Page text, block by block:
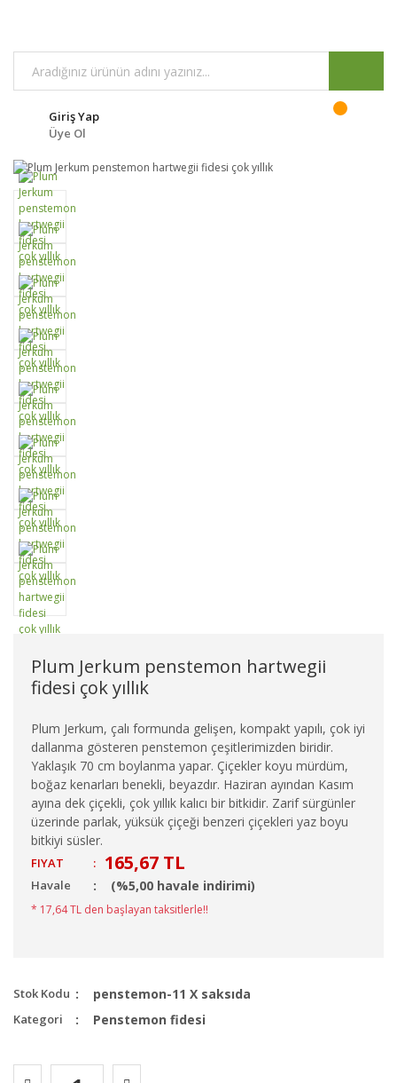
Giriş Yap
Üye Ol
Plum Jerkum penstemon hartwegii
fidesi çok yıllık
Plum Jerkum, çalı formunda gelişen, kompakt yapılı, çok iyi
dallanma gösteren penstemon çeşitlerimizden biridir.
Yaklaşık 70 cm boylanma yapar. Çiçekler koyu mürdüm,
boğaz kenarları benekli, beyazdır. Haziran ayından Kasım
ayına dek çiçekli, çok yıllık kalıcı bir bitkidir. Zarif sürgünler
üzerinde parlak, yüksük çiçeği benzeri çiçekleri yaz boyu
bitkiyi süsler.
FIYAT : 165,67 TL
Havale (%5,00 havale indirimi)
* 17,64 TL den başlayan taksitlerle!!
Stok Kodu penstemon-11 X saksıda
Kategori Penstemon fidesi